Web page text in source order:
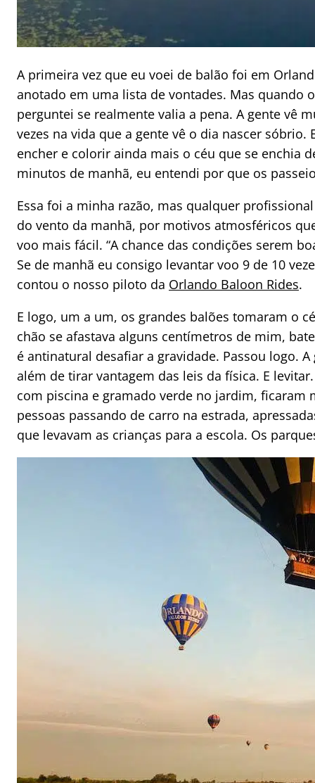
A primeira vez que eu voei de balão foi em
anotado em uma lista de vontades. Mas quando
perguntei se realmente valia a pena. A gente vê
vezes na vida que a gente vê o dia nascer
encher e colorir ainda mais o céu que se enchia
minutos de manhã, eu entendi por que os
Essa foi a minha razão, mas qualquer
do vento da manhã, por motivos atmosféricos
voo mais fácil. “A chance das condições serem
Se de manhã eu consigo levantar voo 9 de 10
contou o nosso piloto da Orlando Baloon Rides.
E logo, um a um, os grandes balões tomaram o
chão se afastava alguns centímetros de mim,
é antinatural desafiar a gravidade. Passou logo.
além de tirar vantagem das leis da física. E
com piscina e gramado verde no jardim, ficaram
pessoas passando de carro na estrada,
que levavam as crianças para a escola. Os